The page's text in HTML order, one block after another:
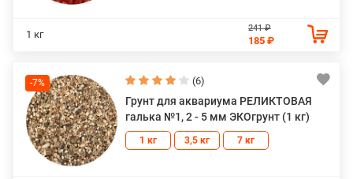
1 кг
241 ₽
185 ₽
-7% (6)
Грунт для аквариума РЕЛИКТОВАЯ
галька №1, 2 - 5 мм ЭКОгрунт (1 кг)
1 кг 3,5 кг 7 кг